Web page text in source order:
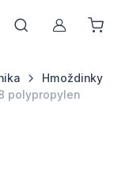
Můj účet
Hmoždinky
polypropylen